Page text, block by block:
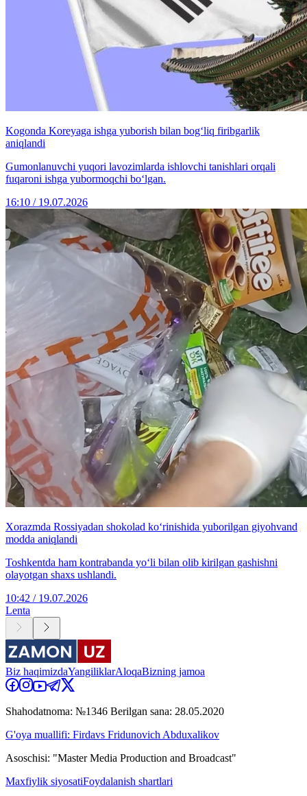
Kogonda Koreyaga ishga yuborish bilan bog‘liq firibgarlik
aniqlandi
Gumonlanuvchi yuqori lavozimlarda ishlovchi tanishlari orqali
fuqaroni ishga yubormoqchi bo‘lgan.
16:10 / 19.07.2026
Xorazmda Rossiyadan shokolad ko‘rinishida yuborilgan giyohvand
modda aniqlandi
Toshkentda ham kontrabanda yo‘li bilan olib kirilgan gashishni
olayotgan shaxs ushlandi.
10:42 / 19.07.2026
Lenta
Biz haqimizdaYangiliklarAloqaBizning jamoa
Shahodatnoma: №1346 Berilgan sana: 28.05.2020
G'oya muallifi: Firdavs Fridunovich Abduxalikov
Asoschisi: "Master Media Production and Broadcast"
Maxfiylik siyosatiFoydalanish shartlari